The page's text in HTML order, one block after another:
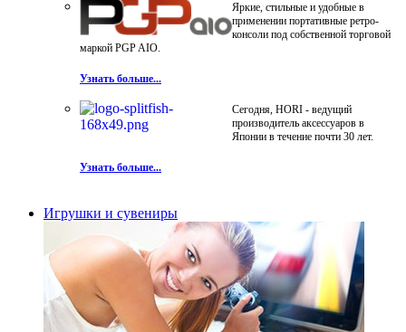
Яркие, стильные и удобные в
применении портативные ретро-
консоли под собственной торговой
маркой PGP AIO.
Узнать больше...
Сегодня, HORI - ведущий
производитель аксессуаров в
Японии в течение почти 30 лет.
Узнать больше...
Игрушки и сувениры